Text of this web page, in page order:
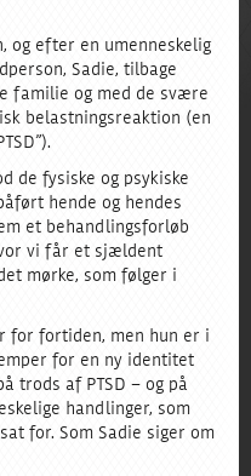
og efter en umenneskelig
Sadie, tilbage
familie og med de svære
belastningsreaktion (en
de fysiske og psykiske
hende og hendes
et behandlingsforløb
vi får et sjældent
mørke, som følger i
for fortiden, men hun er i
for en ny identitet
trods af PTSD – og på
handlinger, som
for. Som Sadie siger om